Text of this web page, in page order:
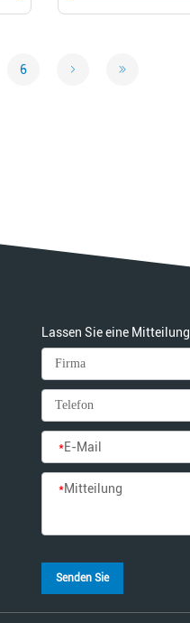
6
Lassen Sie eine Mitteilung
*E-Mail
*Mitteilung
Senden Sie